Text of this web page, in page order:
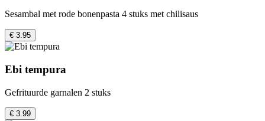
Sesambal met rode bonenpasta 4 stuks met chilisaus
€ 3.95
Ebi tempura
Gefrituurde garnalen 2 stuks
€ 3.99